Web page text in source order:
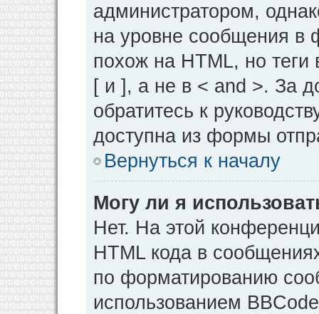
администратором,
на уровне сообщения в
похож на HTML, но теги
[ и ], а не в < and >. За
обратитесь к
доступна из формы
Вернуться к началу
Могу ли я
Нет. На этой
HTML кода в
по форматированию
использованием